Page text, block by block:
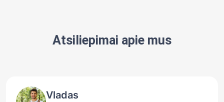
Atsiliepimai apie mus
Vladas